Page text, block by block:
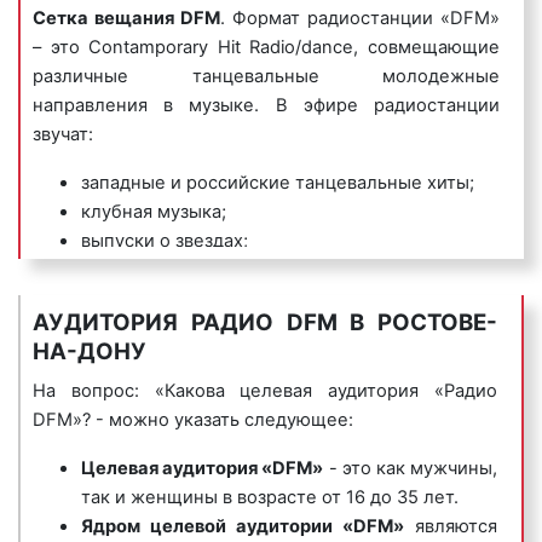
5) джинглы
– короткие, как правило 20 сек.,
песенки, в которых сообщается потенциальному
клиенту либо о самой компании, либо о
продаваемых ею товарах или оказываемых услугах.
Джинглы хорошо запоминаются и относятся к
«прилипчивым песенкам».
DFM»:
представляющие собой песни, иногда до
нескольких минут длиной, состоящие из
Ростов-на-
Дону
Реклама на
радио
Love радио
Дону
радио
Сетка вещания DFM. Формат радиостанции «DFM»
– это Contamporary Hit Radio/dance, совмещающие
различные танцевальные молодежные
направления в музыке. В эфире радиостанции
звучат:
западные и российские танцевальные хиты;
клубная музыка;
выпуски о звездах;
программы о путешествиях;
танцы;
игры интерактивные;
передачи со слушателями;
выпуски новостей;
обзоры гаджетов и трендов;
злободневные истории и хейт-парады;
комменты слушателей и авторитетных
АУДИТОРИЯ РАДИО DFM В РОСТОВЕ-
НА-ДОНУ
На вопрос: «Какова целевая аудитория «Радио
DFM»? - можно указать следующее:
Целевая аудитория «DFM» - это как мужчины,
так и женщины в возрасте от 16 до 35 лет.
Ядром целевой аудитории «DFM» являются